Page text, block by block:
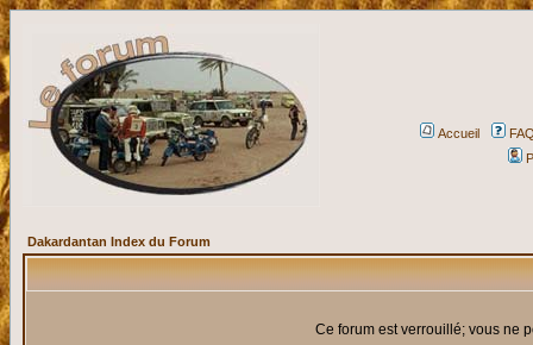
Accueil
Dakardantan Index du Forum
Ce forum est verrouillé; vous ne